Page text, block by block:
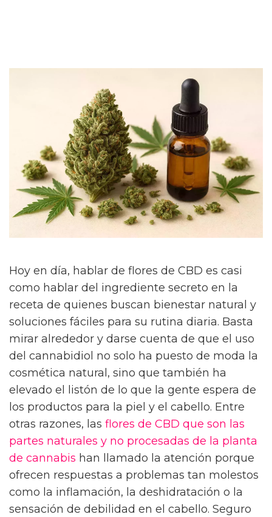
Hoy en día, hablar de flores de CBD es casi
como hablar del ingrediente secreto en la
receta de quienes buscan bienestar natural y
soluciones fáciles para su rutina diaria. Basta
mirar alrededor y darse cuenta de que el uso
del cannabidiol no solo ha puesto de moda la
cosmética natural, sino que también ha
elevado el listón de lo que la gente espera de
los productos para la piel y el cabello. Entre
otras razones, las flores de CBD que son las
partes naturales y no procesadas de la planta
de cannabis han llamado la atención porque
ofrecen respuestas a problemas tan molestos
como la inflamación, la deshidratación o la
sensación de debilidad en el cabello. Seguro